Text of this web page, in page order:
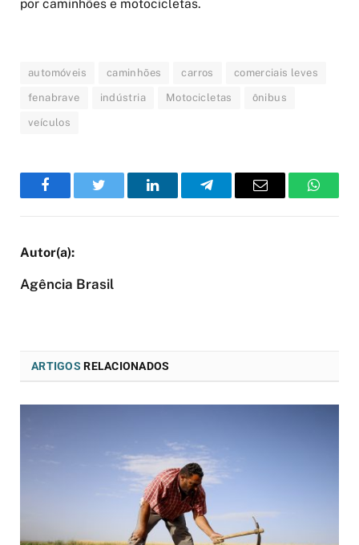
por caminhões e motocicletas.
automóveis caminhões carros comerciais leves
fenabrave indústria Motocicletas ônibus
veículos
FacebookTwitter LinkedInTelegramEmail
Agência Brasil
ARTIGOS RELACIONADOS